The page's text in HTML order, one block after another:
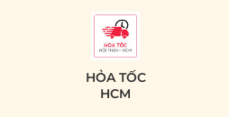
HỎA TỐC
HCM